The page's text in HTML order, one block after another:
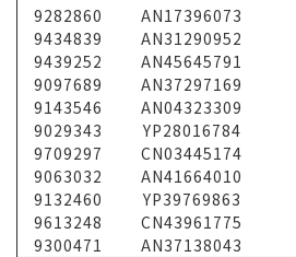
9282860
AN17396073
9434839
AN31290952
9439252
AN45645791
9097689
AN37297169
9143546
AN04323309
9029343
YP28016784
9709297
CN03445174
9063032
AN41664010
9132460
YP39769863
9613248
CN43961775
9300471
AN37138043